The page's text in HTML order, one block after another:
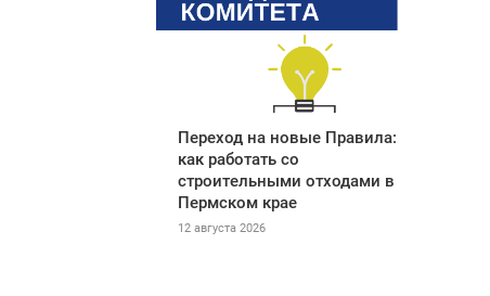
Переход на новые Правила:
как работать со
строительными отходами в
Пермском крае
12 августа 2026